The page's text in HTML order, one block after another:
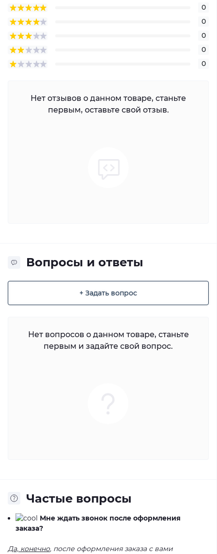
0
0
0
0
0
Нет отзывов о данном товаре, станьте
первым, оставьте свой отзыв.
Вопросы и ответы
+ Задать вопрос
Нет вопросов о данном товаре, станьте
первым и задайте свой вопрос.
Частые вопросы
Мне ждать звонок после оформления
заказа?
Да, конечно, после оформления заказа с вами